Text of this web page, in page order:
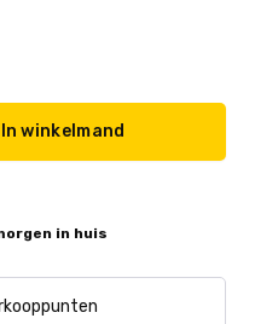
In winkelmand
in huis